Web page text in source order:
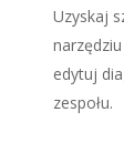
Uzyskaj
edytuj
zespołu.